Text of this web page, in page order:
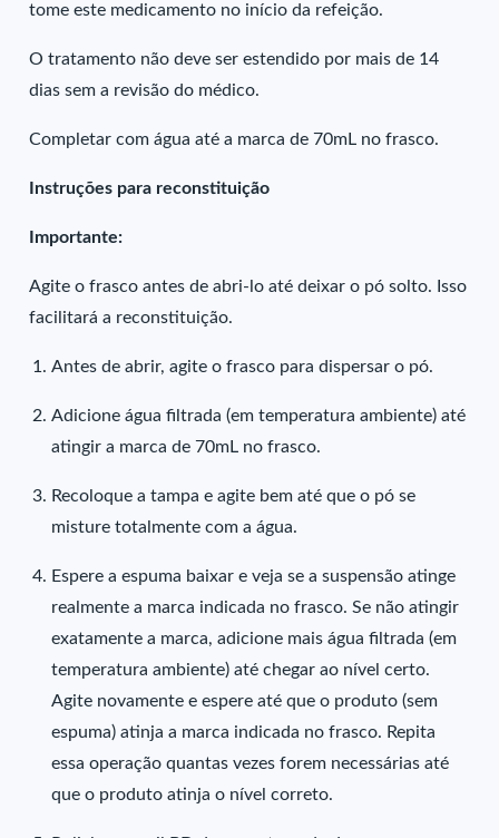
tome este medicamento no início da refeição.
O tratamento não deve ser estendido por mais de 14
dias sem a revisão do médico.
Completar com água até a marca de 70mL no frasco.
Instruções para reconstituição
Importante:
Agite o frasco antes de abri-lo até deixar o pó solto. Isso
facilitará a reconstituição.
Antes de abrir, agite o frasco para dispersar o pó.
Adicione água filtrada (em temperatura ambiente) até
atingir a marca de 70mL no frasco.
Recoloque a tampa e agite bem até que o pó se
misture totalmente com a água.
Espere a espuma baixar e veja se a suspensão atinge
realmente a marca indicada no frasco. Se não atingir
exatamente a marca, adicione mais água filtrada (em
temperatura ambiente) até chegar ao nível certo.
Agite novamente e espere até que o produto (sem
espuma) atinja a marca indicada no frasco. Repita
essa operação quantas vezes forem necessárias até
que o produto atinja o nível correto.